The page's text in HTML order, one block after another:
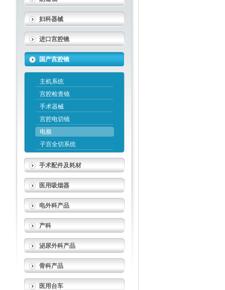
妇科器械
进口宫腔镜
国产宫腔镜
主机系统
宫腔检查镜
手术器械
宫腔电切镜
电极
子宫全切系统
手术配件及耗材
医用吸烟器
电外科产品
产科
泌尿外科产品
骨科产品
医用台车